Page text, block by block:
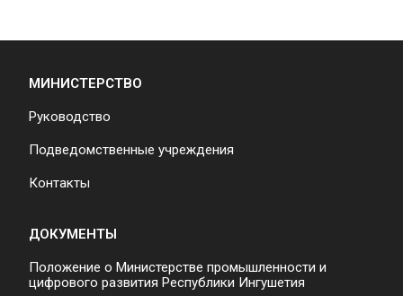
МИНИСТЕРСТВО
Руководство
Подведомственные учреждения
Контакты
ДОКУМЕНТЫ
Положение о Министерстве промышленности и
цифрового развития Республики Ингушетия